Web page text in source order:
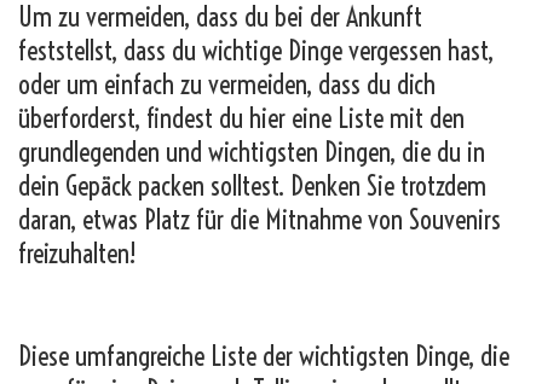
Um zu vermeiden, dass du bei der Ankunft
feststellst, dass du wichtige Dinge vergessen hast,
oder um einfach zu vermeiden, dass du dich
überforderst, findest du hier eine Liste mit den
grundlegenden und wichtigsten Dingen, die du in
dein Gepäck packen solltest. Denken Sie trotzdem
daran, etwas Platz für die Mitnahme von Souvenirs
freizuhalten!
Diese umfangreiche Liste der wichtigsten Dinge, die